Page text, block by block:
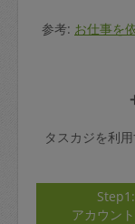
参考: お仕事を
タスカジを利
Step1:
アカウン